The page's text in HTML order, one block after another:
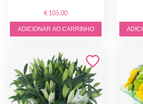
€ 105.00
ADICIONAR AO CARRINHO